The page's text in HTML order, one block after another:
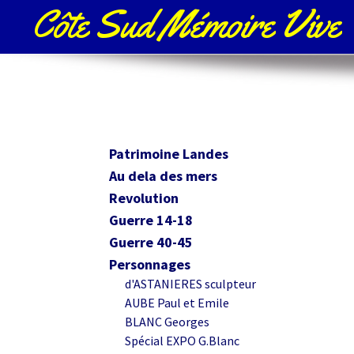
Côte Sud Mémoire Vive
Patrimoine Landes
Au dela des mers
Revolution
Guerre 14-18
Guerre 40-45
Personnages
d'ASTANIERES sculpteur
AUBE Paul et Emile
BLANC Georges
Spécial EXPO G.Blanc